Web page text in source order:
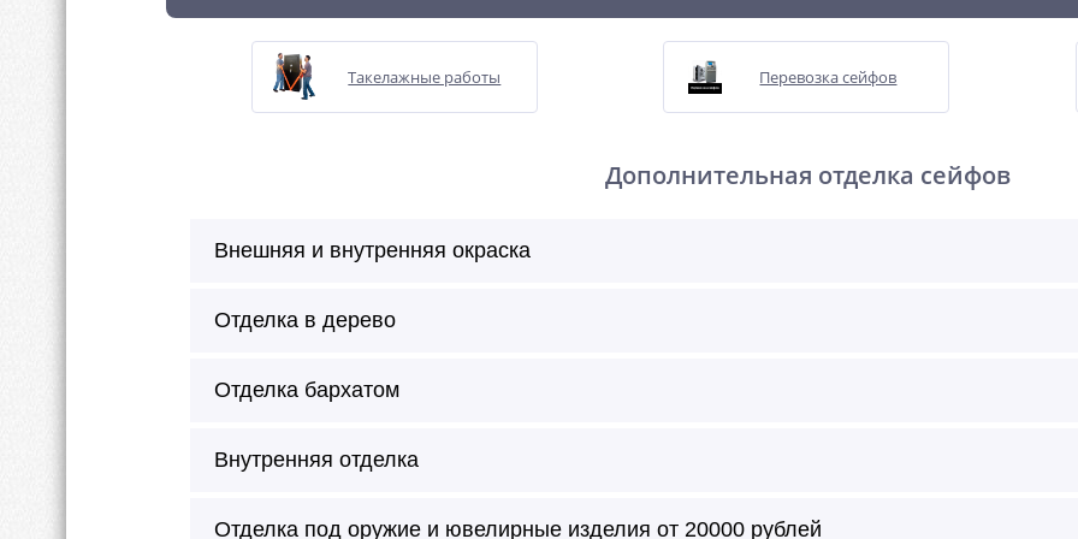
Такелажные работы Перевозка сейфов
Дополнительная отделка сейфов
Внешняя и внутренняя окраска
Отделка в дерево
Отделка бархатом
Внутренняя отделка
Отделка под оружие и ювелирные изделия от 20000 рублей